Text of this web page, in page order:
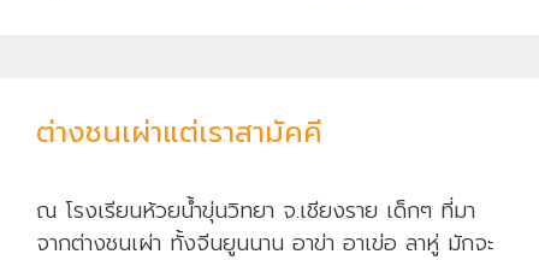
า
ร
ต่างชนเผ่าแต่เราสามัคคี
ณ โรงเรียนห้วยน้ำขุ่นวิทยา จ.เชียงราย เด็กๆ ที่มา
จากต่างชนเผ่า ทั้งจีนยูนนาน อาข่า อาเข่อ ลาหู่ มักจะ